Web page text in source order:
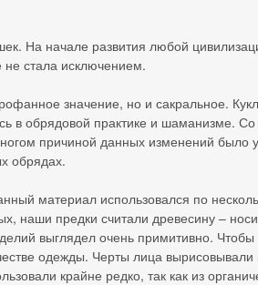
На начале развития любой
не стала исключением.
значение, но и сакральное.
в обрядовой практике и шаманизме.
причиной данных изменений было
обрядах.
материал использовался по
наши предки считали древесину –
выглядел очень примитивно. Чтобы
одежды. Черты лица
крайне редко, так как из